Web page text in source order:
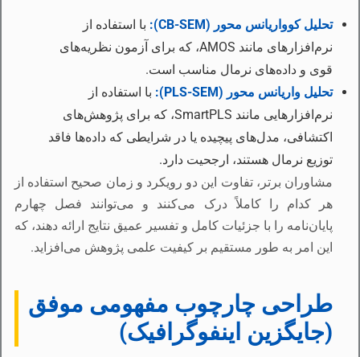
تحلیل کوواریانس محور (CB-SEM):
با استفاده از
نرم‌افزارهای مانند AMOS، که برای آزمون نظریه‌های
قوی و داده‌های نرمال مناسب است.
تحلیل واریانس محور (PLS-SEM):
با استفاده از
نرم‌افزارهایی مانند SmartPLS، که برای پژوهش‌های
اکتشافی، مدل‌های پیچیده یا در شرایطی که داده‌ها فاقد
توزیع نرمال هستند، ارجحیت دارد.
مشاوران برتر، تفاوت این دو رویکرد و زمان صحیح استفاده از
هر کدام را کاملاً درک می‌کنند و می‌توانند فصل چهارم
پایان‌نامه را با جزئیات کامل و تفسیر عمیق نتایج ارائه دهند، که
این امر به طور مستقیم بر کیفیت علمی پژوهش می‌افزاید.
طراحی چارچوب مفهومی موفق
(جایگزین اینفوگرافیک)